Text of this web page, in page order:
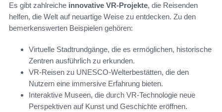
Es gibt zahlreiche innovative VR-Projekte, die Reisenden
helfen, die Welt auf neuartige Weise zu entdecken. Zu den
bemerkenswerten Beispielen gehören:
Virtuelle Stadtrundgänge, die es ermöglichen, historische
Zentren ausführlich zu erkunden.
VR-Reisen zu UNESCO-Welterbestätten, die den
Nutzern eine immersive Erfahrung bieten.
Interaktive Museen, die durch VR-Technologie neue
Perspektiven auf Kunst und Geschichte eröffnen.